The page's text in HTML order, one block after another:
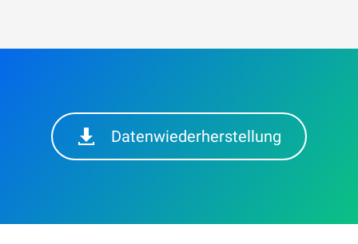
Datenwiederherstellung